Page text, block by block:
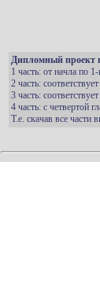
Дипломный проект
1 часть: от начла по
2 часть:
3 часть:
4 часть: с четвертой
Т.е. скачав все части